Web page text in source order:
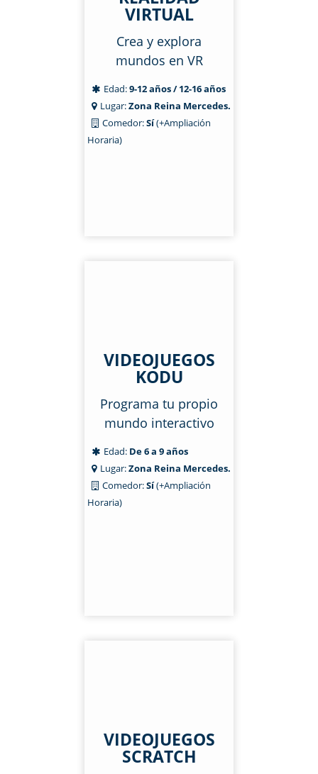
VIRTUAL
Crea y explora
mundos en VR
Edad:9-12 años / 12-16 años
Lugar:Zona Reina Mercedes.
Comedor:Sí(+Ampliación
Horaria)
VIDEOJUEGOS
KODU
Programa tu propio
mundo interactivo
Edad: De 6 a 9 años
Lugar:Zona Reina Mercedes.
Comedor:Sí(+Ampliación
Horaria)
VIDEOJUEGOS
SCRATCH